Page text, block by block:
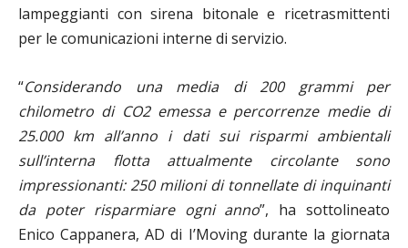
lampeggianti con sirena bitonale e ricetrasmittenti
per le comunicazioni interne di servizio.
“Considerando una media di 200 grammi per
chilometro di CO2 emessa e percorrenze medie di
25.000 km all’anno i dati sui risparmi ambientali
sull’interna flotta attualmente circolante sono
impressionanti: 250 milioni di tonnellate di inquinanti
da poter risparmiare ogni anno”, ha sottolineato
Enico Cappanera, AD di I’Moving durante la giornata